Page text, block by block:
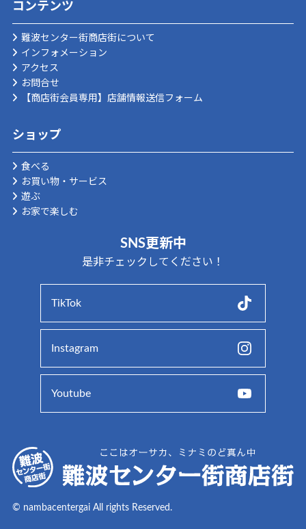
コンテンツ
難波センター街商店街について
インフォメーション
アクセス
お問合せ
【商店街会員専用】店舗情報送信フォーム
ショップ
食べる
お買い物・サービス
遊ぶ
お家で楽しむ
SNS更新中
是非チェックしてください！
TikTok
Instagram
Youtube
© nambacentergai All rights Reserved.